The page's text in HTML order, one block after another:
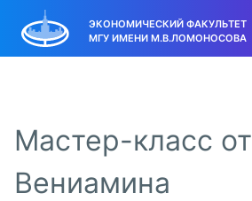
ЭКОНОМИЧЕСКИЙ ФАКУЛЬТЕТ
МГУ ИМЕНИ М.В.ЛОМОНОСОВА
Мастер-класс от
Вениамина